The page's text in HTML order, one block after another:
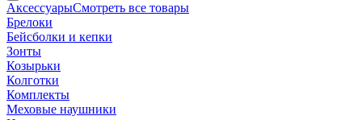
АксессуарыСмотреть все товары
Брелоки
Бейсболки и кепки
Зонты
Козырьки
Колготки
Комплекты
Меховые наушники